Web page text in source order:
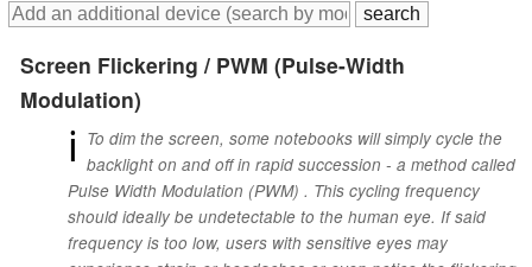
Screen Flickering / PWM (Pulse-Width
Modulation)
ℹ To dim the screen, some notebooks will simply cycle the
backlight on and off in rapid succession - a method called
Pulse Width Modulation (PWM) . This cycling frequency
should ideally be undetectable to the human eye. If said
frequency is too low, users with sensitive eyes may